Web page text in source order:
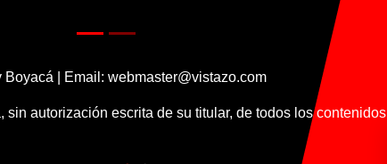
Boyacá | Email: webmaster@vistazo.com
autorización escrita de su titular, de todos los contenidos